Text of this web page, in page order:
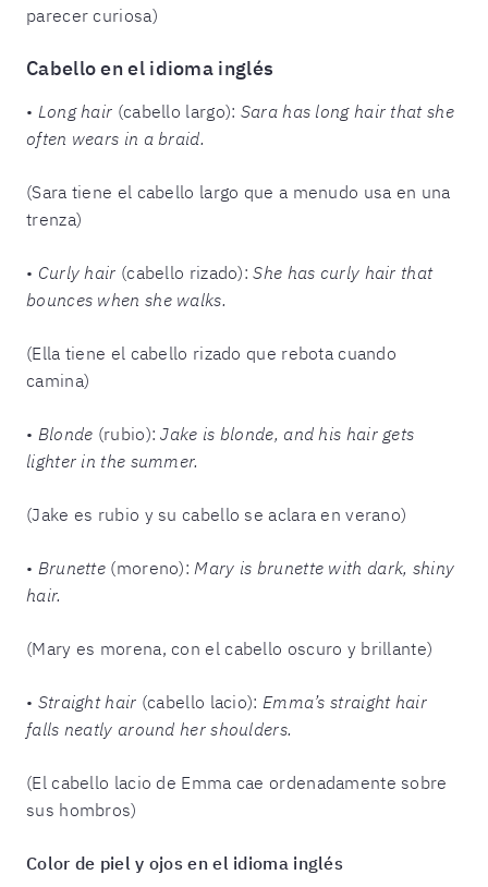
parecer curiosa)
Cabello en el idioma inglés
• Long hair (cabello largo): Sara has long hair that she
often wears in a braid.
(Sara tiene el cabello largo que a menudo usa en una
trenza)
• Curly hair (cabello rizado):She has curly hair that
bounces when she walks.
(Ella tiene el cabello rizado que rebota cuando
camina)
• Blonde (rubio):Jake is blonde, and his hair gets
lighter in the summer.
(Jake es rubio y su cabello se aclara en verano)
• Brunette (moreno): Mary is brunette with dark, shiny
hair.
(Mary es morena, con el cabello oscuro y brillante)
• Straight hair (cabello lacio): Emma’s straight hair
falls neatly around her shoulders.
(El cabello lacio de Emma cae ordenadamente sobre
sus hombros)
Color de piel y ojos en el idioma inglés